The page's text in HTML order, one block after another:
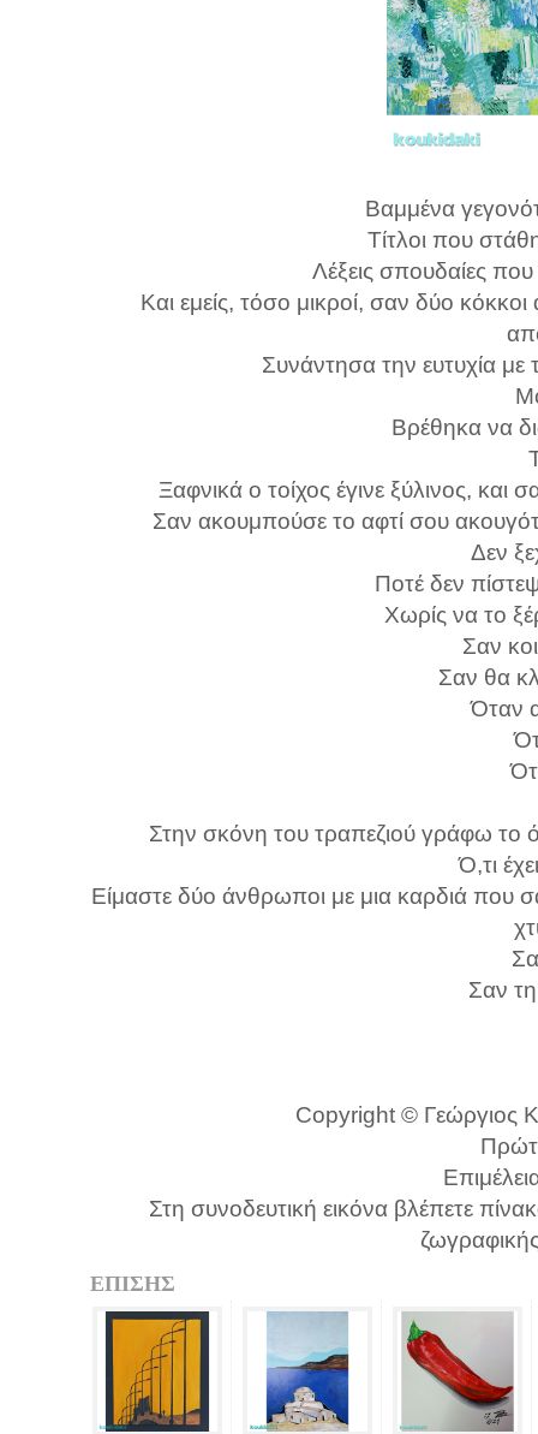
Βαμμένα
Τίτλοι που
Λέξεις σπουδαίες
Και εμείς, τόσο μικροί, σαν δύο
Συνάντησα την ευτυχία
Βρέθηκα να
Ξαφνικά ο τοίχος έγινε ξύλινος,
Σαν ακουμπούσε το αφτί σου
Δεν
Ποτέ δεν
Χωρίς να το
Σαν
Σαν θα
Όταν
Στην σκόνη του τραπεζιού γράφω το
Ό,τι
Είμαστε δύο άνθρωποι με μια καρδιά που
Σαν
Copyright © Γεώργιος
Στη συνοδευτική εικόνα βλέπετε
ΕΠΙΣΗΣ